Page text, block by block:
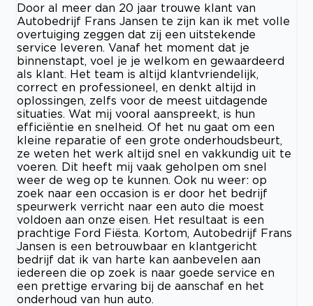
Door al meer dan 20 jaar trouwe klant van
Autobedrijf Frans Jansen te zijn kan ik met volle
overtuiging zeggen dat zij een uitstekende
service leveren. Vanaf het moment dat je
binnenstapt, voel je je welkom en gewaardeerd
als klant. Het team is altijd klantvriendelijk,
correct en professioneel, en denkt altijd in
oplossingen, zelfs voor de meest uitdagende
situaties. Wat mij vooral aanspreekt, is hun
efficiëntie en snelheid. Of het nu gaat om een
kleine reparatie of een grote onderhoudsbeurt,
ze weten het werk altijd snel en vakkundig uit te
voeren. Dit heeft mij vaak geholpen om snel
weer de weg op te kunnen. Ook nu weer: op
zoek naar een occasion is er door het bedrijf
speurwerk verricht naar een auto die moest
voldoen aan onze eisen. Het resultaat is een
prachtige Ford Fiësta. Kortom, Autobedrijf Frans
Jansen is een betrouwbaar en klantgericht
bedrijf dat ik van harte kan aanbevelen aan
iedereen die op zoek is naar goede service en
een prettige ervaring bij de aanschaf en het
onderhoud van hun auto.